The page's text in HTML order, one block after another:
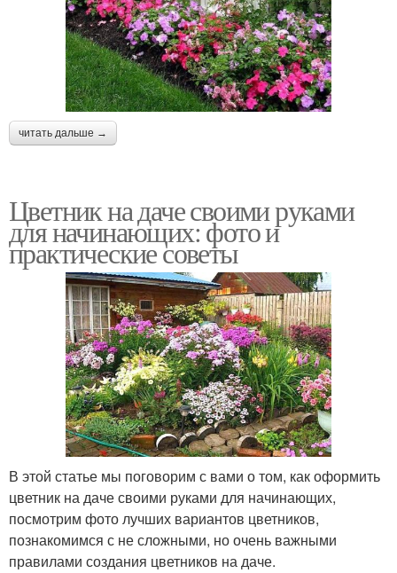
читать дальше →
Цветник на даче своими руками
для начинающих: фото и
практические советы
В этой статье мы поговорим с вами о том, как оформить
цветник на даче своими руками для начинающих,
посмотрим фото лучших вариантов цветников,
познакомимся с не сложными, но очень важными
правилами создания цветников на даче.